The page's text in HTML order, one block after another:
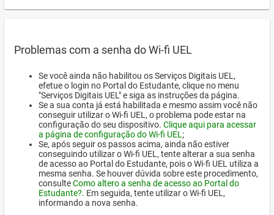
Problemas com a senha do Wi-fi UEL
Se você ainda não habilitou os Serviços Digitais UEL,
efetue o login no Portal do Estudante, clique no menu
"Serviços Digitais UEL" e siga as instruções da página.
Se a sua conta já está habilitada e mesmo assim você não
conseguir utilizar o Wi-fi UEL, o problema pode estar na
configuração do seu dispositivo. Clique aqui para acessar
a página de configuração do Wi-fi UEL ;
Se, após seguir os passos acima, ainda não estiver
conseguindo utilizar o Wi-fi UEL, tente alterar a sua senha
de acesso ao Portal do Estudante, pois o Wi-fi UEL utiliza a
mesma senha. Se houver dúvida sobre este procedimento,
consulteComo altero a senha de acesso ao Portal do
Estudante?. Em seguida, tente utilizar o Wi-fi UEL,
informando a nova senha.